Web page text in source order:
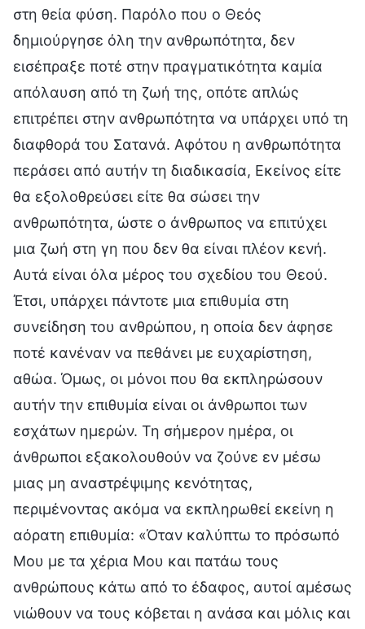
στη θεία φύση. Παρόλο που ο Θεός
δημιούργησε όλη την ανθρωπότητα, δεν
εισέπραξε ποτέ στην πραγματικότητα καμία
απόλαυση από τη ζωή της, οπότε απλώς
επιτρέπει στην ανθρωπότητα να υπάρχει υπό τη
διαφθορά του Σατανά. Αφότου η ανθρωπότητα
περάσει από αυτήν τη διαδικασία, Εκείνος είτε
θα εξολοθρεύσει είτε θα σώσει την
ανθρωπότητα, ώστε ο άνθρωπος να επιτύχει
μια ζωή στη γη που δεν θα είναι πλέον κενή.
Αυτά είναι όλα μέρος του σχεδίου του Θεού.
Έτσι, υπάρχει πάντοτε μια επιθυμία στη
συνείδηση του ανθρώπου, η οποία δεν άφησε
ποτέ κανέναν να πεθάνει με ευχαρίστηση,
αθώα. Όμως, οι μόνοι που θα εκπληρώσουν
αυτήν την επιθυμία είναι οι άνθρωποι των
εσχάτων ημερών. Τη σήμερον ημέρα, οι
άνθρωποι εξακολουθούν να ζούνε εν μέσω
μιας μη αναστρέψιμης κενότητας,
περιμένοντας ακόμα να εκπληρωθεί εκείνη η
αόρατη επιθυμία: «Όταν καλύπτω το πρόσωπό
Μου με τα χέρια Μου και πατάω τους
ανθρώπους κάτω από το έδαφος, αυτοί αμέσως
νιώθουν να τους κόβεται η ανάσα και μόλις και